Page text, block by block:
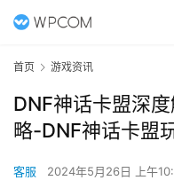
首页 游戏资讯
DNF神话卡盟深
略-DNF神话卡盟
客服 2024年5月26日 上午